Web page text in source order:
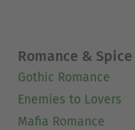
Romance & Spice
Gothic Romance
Enemies to Lovers
Mafia Romance